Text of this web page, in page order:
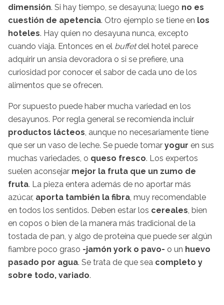
dimensión. Si hay tiempo, se desayuna; luego no es
cuestión de apetencia. Otro ejemplo se tiene en los
hoteles. Hay quien no desayuna nunca, excepto
cuando viaja. Entonces en el buffetdel hotel parece
adquirir un ansia devoradora o si se prefiere, una
curiosidad por conocer el sabor de cada uno de los
alimentos que se ofrecen.
Por supuesto puede haber mucha variedad en los
desayunos. Por regla general se recomienda incluir
productos lácteos, aunque no necesariamente tiene
que ser un vaso de leche. Se puede tomar yogur en sus
muchas variedades, o queso fresco. Los expertos
suelen aconsejar mejor la fruta que un zumo de
fruta. La pieza entera además de no aportar más
azúcar, aporta también la fibra, muy recomendable
en todos los sentidos. Deben estar los cereales, bien
en copos o bien de la manera más tradicional de la
tostada de pan, y algo de proteína que puede ser algún
fiambre poco graso -jamón york o pavo- o un huevo
pasado por agua. Se trata de que sea completo y
sobre todo, variado.